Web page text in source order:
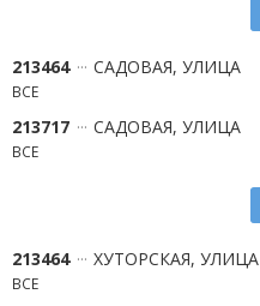
213464 САДОВАЯ, УЛИЦА
ВСЕ
213717 САДОВАЯ, УЛИЦА
ВСЕ
213464 ХУТОРСКАЯ, УЛИЦА
ВСЕ